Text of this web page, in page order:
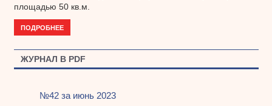
площадью 50 кв.м.
ПОДРОБНЕЕ
ЖУРНАЛ В PDF
№42 за июнь 2023